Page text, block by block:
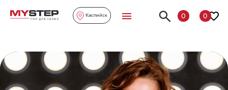
Каспийск 0 0